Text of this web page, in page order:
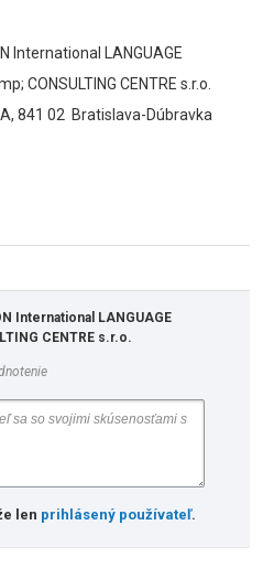
International LANGUAGE
CONSULTING CENTRE s.r.o.
841 02 Bratislava-Dúbravka
International LANGUAGE
CENTRE s.r.o.
len prihlásený používateľ.